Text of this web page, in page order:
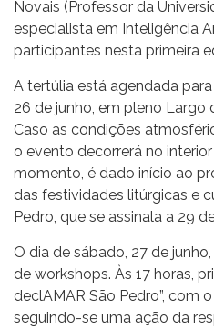
Novais (Professor da
especialista em Inteligência
participantes nesta primeira
A tertúlia está agendada
26 de junho, em pleno Largo
Caso as condições
o evento decorrerá no
momento, é dado início ao
das festividades litúrgicas e
Pedro, que se assinala a 29
O dia de sábado, 27 de
de workshops. Às 17 horas,
declAMAR São Pedro”, com
seguindo-se uma ação da